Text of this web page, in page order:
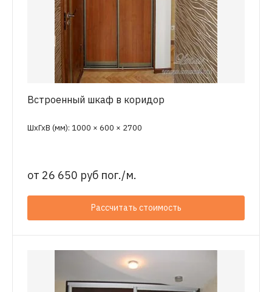
Встроенный шкаф в коридор
ШхГхВ (мм): 1000 × 600 × 2700
от 26 650 руб пог./м.
Рассчитать стоимость